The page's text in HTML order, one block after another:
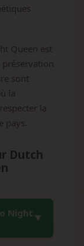
Queen est
préservation
sont
la
la
pays.
Dutch
Night